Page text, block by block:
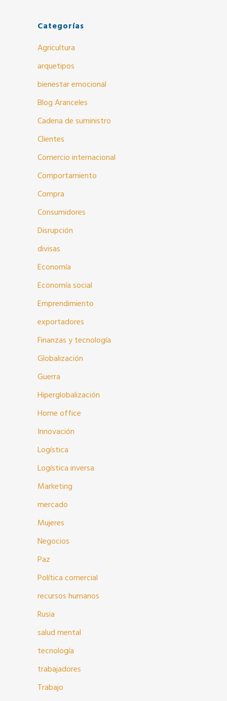
Categorías
Agricultura
arquetipos
bienestar emocional
Blog Aranceles
Cadena de suministro
Clientes
Comercio internacional
Comportamiento
Compra
Consumidores
Disrupción
divisas
Economía
Economía social
Emprendimiento
exportadores
Finanzas y tecnología
Globalización
Guerra
Hiperglobalización
Home office
Innovación
Logística
Logística inversa
Marketing
mercado
Mujeres
Negocios
Paz
Política comercial
recursos humanos
Rusia
salud mental
tecnología
trabajadores
Trabajo